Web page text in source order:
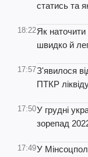
статись та
18:22Як наточити
швидко й
17:57З'явилося
ПТКР
17:50У грудні
зорепад
17:49У